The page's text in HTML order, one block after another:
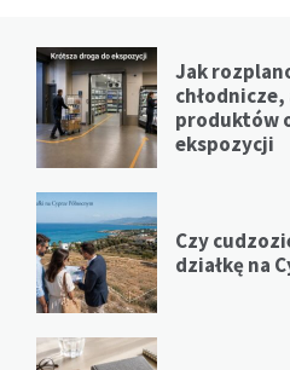
Jak
produktów
ekspozycji
Czy
działkę na